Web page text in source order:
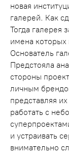
новая
галерей. Как
Тогда галерея
имена которых
Основатель
Предстояла
стороны
личным
представляя
работать с
и устраивать
внимательно